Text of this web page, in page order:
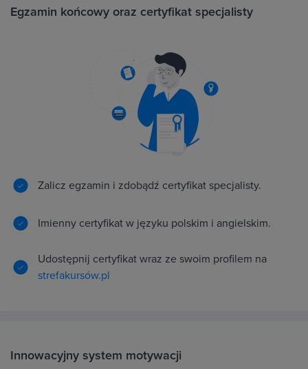
Egzamin końcowy oraz certyfikat specjalisty
Zalicz egzamin i zdobądź certyfikat specjalisty.
Imienny certyfikat w języku polskim i angielskim.
Udostępnij certyfikat wraz ze swoim profilem na
strefakursów.pl
Innowacyjny system motywacji